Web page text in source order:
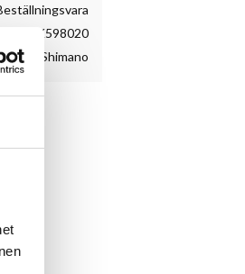
Y8K598020
Shimano